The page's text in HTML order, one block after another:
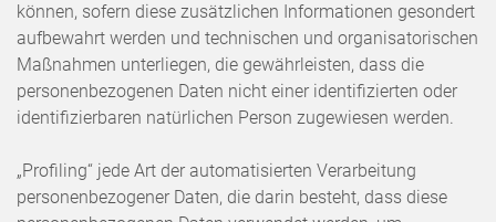
können, sofern diese zusätzlichen Informationen gesondert
aufbewahrt werden und technischen und organisatorischen
Maßnahmen unterliegen, die gewährleisten, dass die
personenbezogenen Daten nicht einer identifizierten oder
identifizierbaren natürlichen Person zugewiesen werden.
„Profiling“ jede Art der automatisierten Verarbeitung
personenbezogener Daten, die darin besteht, dass diese